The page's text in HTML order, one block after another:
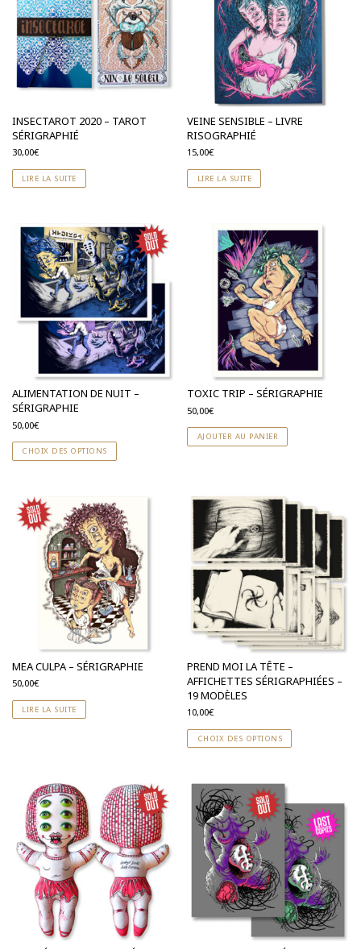
INSECTAROT 2020 – TAROT
SÉRIGRAPHIÉ
30,00€
LIRE LA SUITE
VEINE SENSIBLE – LIVRE
RISOGRAPHIÉ
15,00€
LIRE LA SUITE
ALIMENTATION DE NUIT –
SÉRIGRAPHIE
50,00€
CHOIX DES OPTIONS
TOXIC TRIP – SÉRIGRAPHIE
50,00€
AJOUTER AU PANIER
MEA CULPA – SÉRIGRAPHIE
50,00€
LIRE LA SUITE
PREND MOI LA TÊTE –
AFFICHETTES SÉRIGRAPHIÉES –
19 MODÈLES
10,00€
CHOIX DES OPTIONS